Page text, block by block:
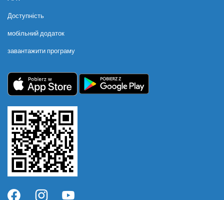
Доступність
мобільний додаток
завантажити програму